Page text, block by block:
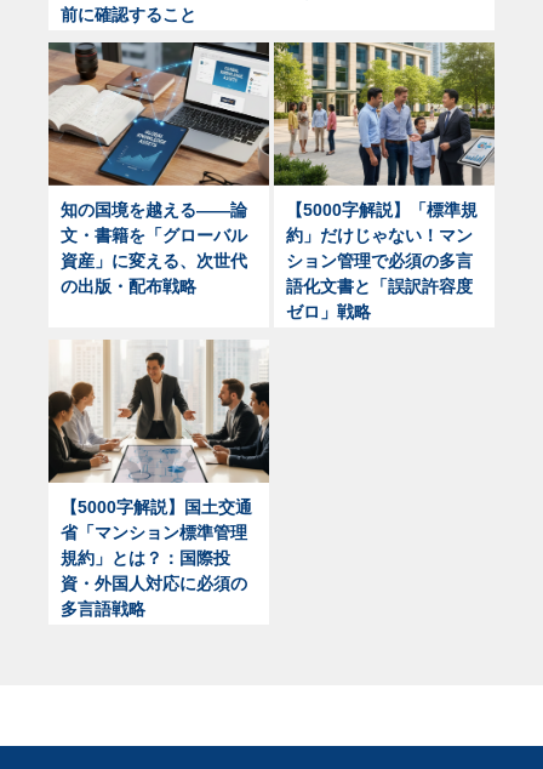
前に確認すること
知の国境を越える——論
文・書籍を「グローバル
資産」に変える、次世代
の出版・配布戦略
【5000字解説】「標準規
約」だけじゃない！マン
ション管理で必須の多言
語化文書と「誤訳許容度
ゼロ」戦略
【5000字解説】国土交通
省「マンション標準管理
規約」とは？：国際投
資・外国人対応に必須の
多言語戦略